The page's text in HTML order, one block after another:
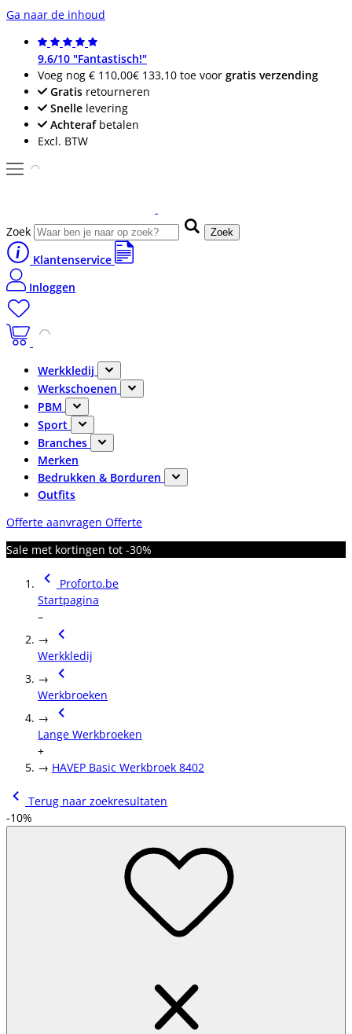
Ga naar de inhoud
9.6/10 "Fantastisch!"
Voeg nog € 110,00€ 133,10 toe voor gratis verzending
Gratis retourneren
Snelle levering
Achterafbetalen
Excl. BTW
Zoek Zoek
Klantenservice
Inloggen
Werkkledij
Werkschoenen
PBM
Sport
Branches
Merken
Bedrukken & Borduren
Outfits
Offerte aanvragen Offerte
Sale met kortingen tot -30%
Proforto.be
Startpagina
–
→
Werkkledij
→
Werkbroeken
→
Lange Werkbroeken
+
→ HAVEP Basic Werkbroek 8402
Terug naar zoekresultaten
-10%